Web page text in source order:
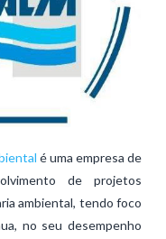
é uma empresa de
de projetos
ambiental, tendo foco
no seu desempenho